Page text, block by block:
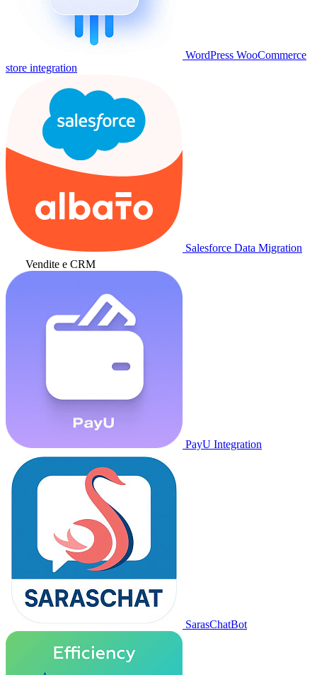
WordPress WooCommerce
store integration
Salesforce Data Migration
Vendite e CRM
PayU Integration
SarasChatBot